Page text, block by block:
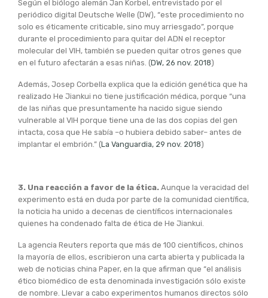
Según el biólogo alemán Jan Korbel, entrevistado por el
periódico digital Deutsche Welle (DW), “este procedimiento no
solo es éticamente criticable, sino muy arriesgado”, porque
durante el procedimiento para quitar del ADN el receptor
molecular del VIH, también se pueden quitar otros genes que
en el futuro afectarán a esas niñas. (DW, 26 nov. 2018)
Además, Josep Corbella explica que la edición genética que ha
realizado He Jiankui no tiene justificación médica, porque “una
de las niñas que presuntamente ha nacido sigue siendo
vulnerable al VIH porque tiene una de las dos copias del gen
intacta, cosa que He sabía –o hubiera debido saber– antes de
implantar el embrión.” (La Vanguardia, 29 nov. 2018)
3. Una reacción a favor de la ética. Aunque la veracidad del
experimento está en duda por parte de la comunidad científica,
la noticia ha unido a decenas de científicos internacionales
quienes ha condenado falta de ética de He Jiankui.
La agencia Reuters reporta que más de 100 científicos, chinos
la mayoría de ellos, escribieron una carta abierta y publicada la
web de noticias china Paper, en la que afirman que “el análisis
ético biomédico de esta denominada investigación sólo existe
de nombre. Llevar a cabo experimentos humanos directos sólo